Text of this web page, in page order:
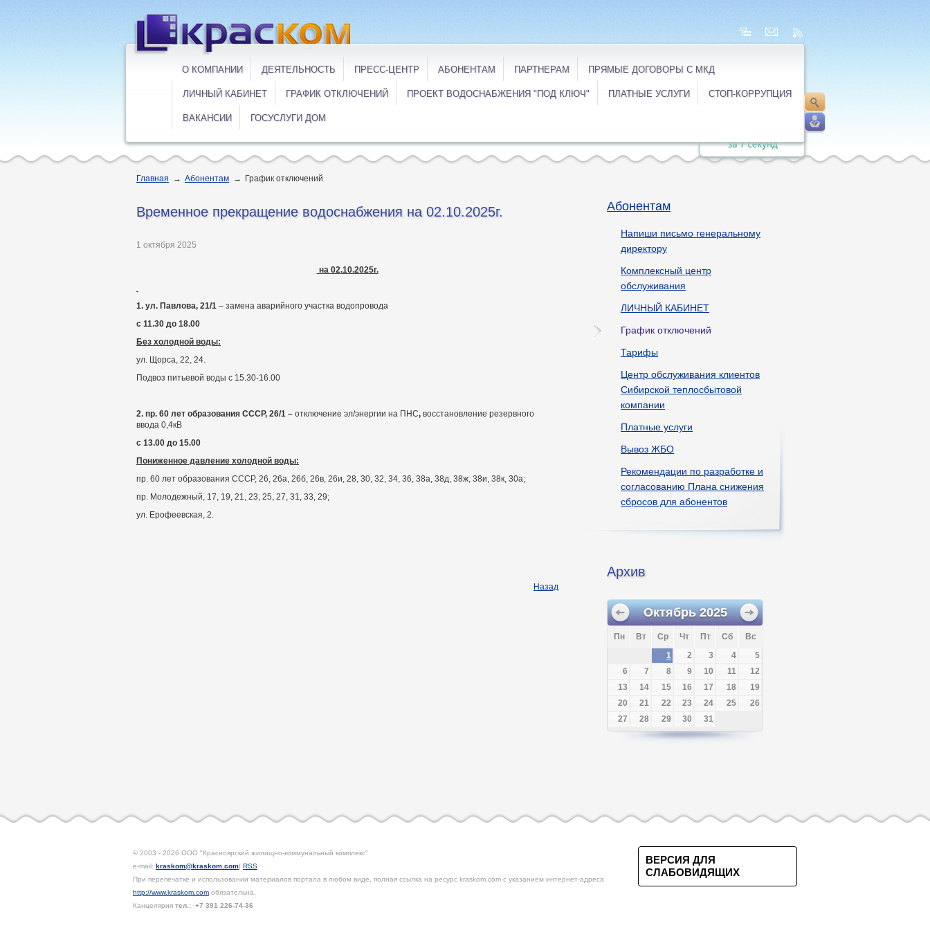
О КОМПАНИИ ДЕЯТЕЛЬНОСТЬ ПРЕСС-ЦЕНТР АБОНЕНТАМ ПАРТНЕРАМ ПРЯМЫЕ ДОГОВОРЫ С МКД
ЛИЧНЫЙ КАБИНЕТ ГРАФИК ОТКЛЮЧЕНИЙ ПРОЕКТ ВОДОСНАБЖЕНИЯ "ПОД КЛЮЧ" ПЛАТНЫЕ УСЛУГИ СТОП-КОРРУПЦИЯ
ВАКАНСИИ ГОСУСЛУГИ ДОМ
Главная → Абонентам → График отключений
Временное прекращение водоснабжения на 02.10.2025г.
1 октября 2025
на 02.10.2025г.
1. ул. Павлова, 21/1 – замена аварийного участка водопровода
с 11.30 до 18.00
Без холодной воды:
ул. Щорса, 22, 24.
Подвоз питьевой воды с 15.30-16.00
2. пр. 60 лет образования СССР, 26/1 – отключение эл/энергии на ПНС, восстановление резервного
ввода 0,4кВ
с 13.00 до 15.00
Пониженное давление холодной воды:
пр. 60 лет образования СССР, 26, 26а, 26б, 26в, 26и, 28, 30, 32, 34, 36, 38а, 38д, 38ж, 38и, 38к, 30а;
пр. Молодежный, 17, 19, 21, 23, 25, 27, 31, 33, 29;
ул. Ерофеевская, 2.
Назад
Абонентам
Напиши письмо генеральному
директору
Комплексный центр
обслуживания
ЛИЧНЫЙ КАБИНЕТ
График отключений
Тарифы
Центр обслуживания клиентов
Сибирской теплосбытовой
компании
Платные услуги
Вывоз ЖБО
Рекомендации по разработке и
согласованию Плана снижения
сбросов для абонентов
Архив
Октябрь 2025
Пн Вт Ср Чт Пт Сб
Вс
1
2 3 4
5
6
7 8 9 10 11
12
13
14 15 16 17 18
19
20
21 22 23 24 25
26
27
28 29 30 31
© 2003 - 2026 ООО "Красноярский жилищно-коммунальный комплекс"
e-mail: kraskom@kraskom.com| RSS
При перепечатке и использовании материалов портала в любом виде, полная ссылка на ресурс kraskom.com с указанием интернет-адреса
http://www.kraskom.com обязательна.
Канцелярия тел.: +7 391 226-74-36
ВЕРСИЯ ДЛЯ
СЛАБОВИДЯЩИХ